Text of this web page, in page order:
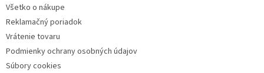
i
Všetko o nákupe
Reklamačný poriadok
Vrátenie tovaru
Podmienky ochrany osobných údajov
Súbory cookies